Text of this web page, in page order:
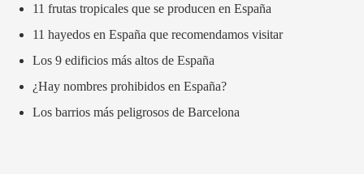
11 frutas tropicales que se producen en España
11 hayedos en España que recomendamos visitar
Los 9 edificios más altos de España
¿Hay nombres prohibidos en España?
Los barrios más peligrosos de Barcelona